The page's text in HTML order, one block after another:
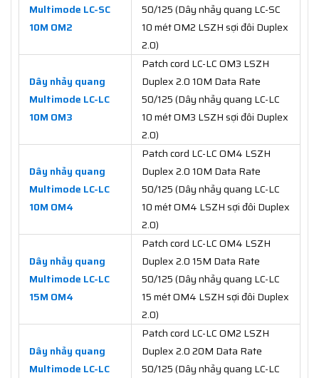
Multimode LC-SC
10M OM2
50/125 (Dây nhảy quang LC-SC
10 mét OM2 LSZH sợi đôi Duplex
2.0)
Dây nhảy quang
Multimode LC-LC
10M OM3
Patch cord LC-LC OM3 LSZH
Duplex 2.0 10M Data Rate
50/125 (Dây nhảy quang LC-LC
10 mét OM3 LSZH sợi đôi Duplex
2.0)
Dây nhảy quang
Multimode LC-LC
10M OM4
Patch cord LC-LC OM4 LSZH
Duplex 2.0 10M Data Rate
50/125 (Dây nhảy quang LC-LC
10 mét OM4 LSZH sợi đôi Duplex
2.0)
Dây nhảy quang
Multimode LC-LC
15M OM4
Patch cord LC-LC OM4 LSZH
Duplex 2.0 15M Data Rate
50/125 (Dây nhảy quang LC-LC
15 mét OM4 LSZH sợi đôi Duplex
2.0)
Dây nhảy quang
Multimode LC-LC
Patch cord LC-LC OM2 LSZH
Duplex 2.0 20M Data Rate
50/125 (Dây nhảy quang LC-LC